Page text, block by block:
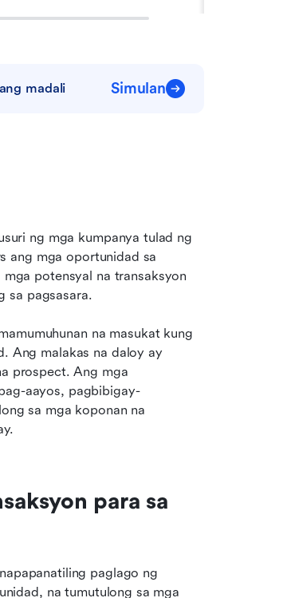
madali Simulan
ng mga kumpanya tulad ng
ang mga oportunidad sa
mga potensyal na transaksyon
sa pagsasara.
na masukat kung
Ang malakas na daloy ay
prospect. Ang mga
aayos, pagbibigay-
sa mga koponan na
para sa
paglago ng
na tumutulong sa mga